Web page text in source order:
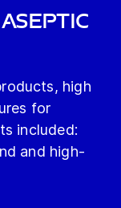
aseptic
high
for
included:
and high-